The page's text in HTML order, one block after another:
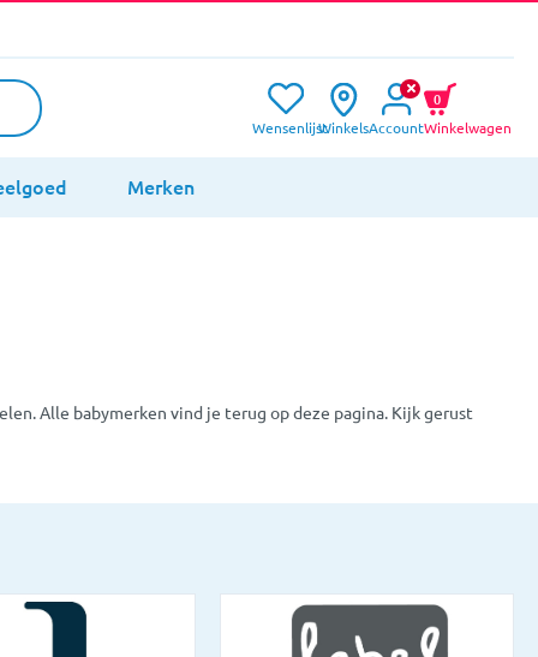
WensenlijstWinkelsAccountWinkelwagen
0
Merken
Alle babymerken vind je terug op deze pagina. Kijk gerust